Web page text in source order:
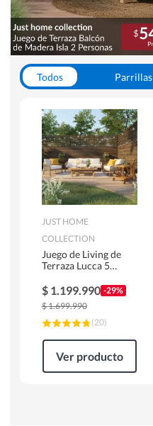
Todos Parrillas
JUST HOME
COLLECTION
Juego de Living de
Terraza Lucca 5
$ 1.199.990 -29%
$1.699.990
(20)
Ver producto